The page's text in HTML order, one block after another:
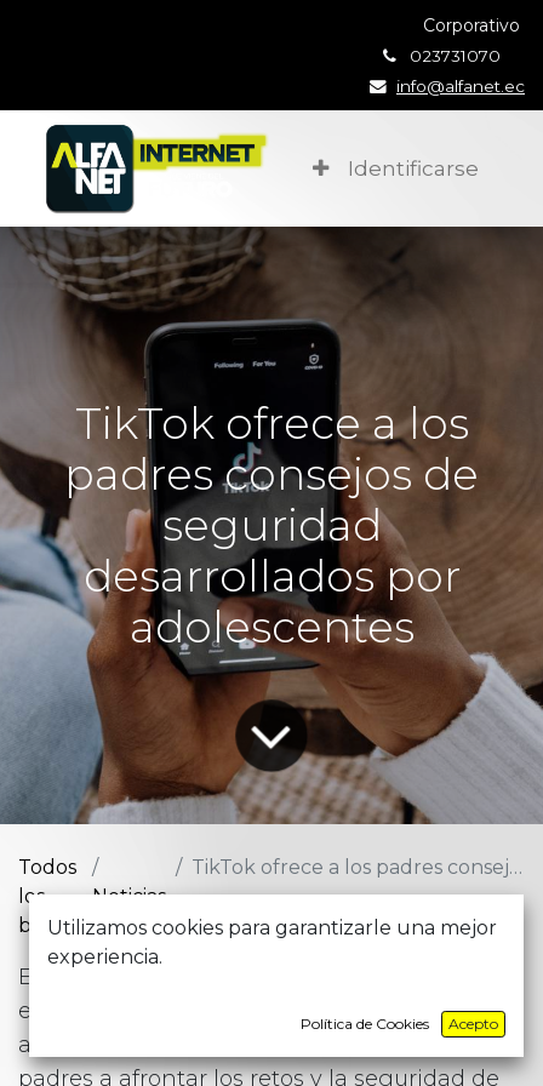
Corporativo
023731070
info@alfanet.ec
Identificarse
TikTok ofrece a los
padres consejos de
seguridad
desarrollados por
adolescentes
Todos
los
blogs
Noticias
TikTok ofrece a los padres consejos de seguridad desarrollados por adolescentes
Estos cinco consejos, elaborados por TikTok
en colaboración con adolescentes y la
asociación Internet Matters, ayudarán a los
padres a afrontar los retos y la seguridad de
Utilizamos cookies para garantizarle una mejor
experiencia.
Política de Cookies Acepto